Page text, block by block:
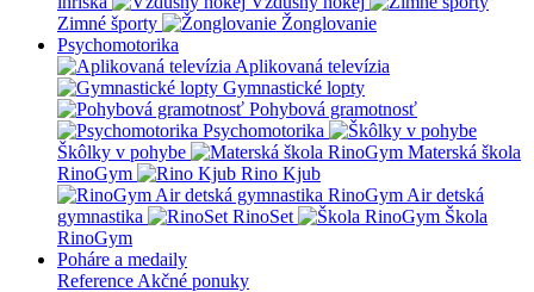
Zimné športy
Žonglovanie
Psychomotorika
Aplikovaná televízia
Gymnastické lopty
Pohybová gramotnosť
Psychomotorika
Škôlky v pohybe
Materská škola
RinoGym
Rino Kjub
RinoGym Air detská
gymnastika
RinoSet
Škola
RinoGym
Poháre a medaily
Reference Akčné ponuky